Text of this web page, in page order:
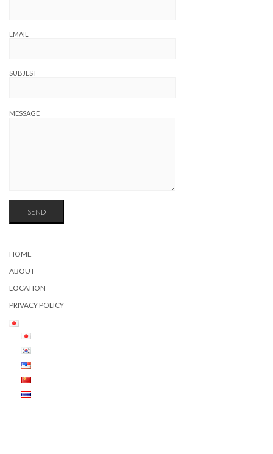
EMAIL
SUBJEST
MESSAGE
HOME
ABOUT
LOCATION
PRIVACY POLICY